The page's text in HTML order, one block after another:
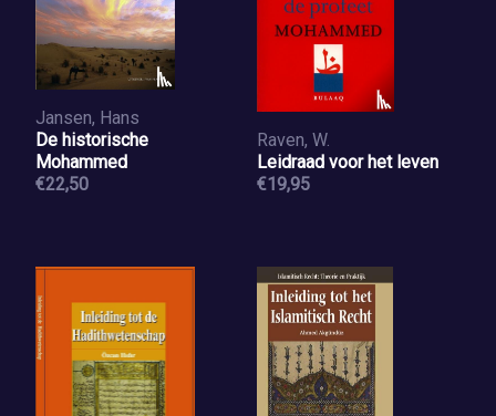
Jansen, Hans
De historische
Mohammed
€22,50
Raven, W.
Leidraad voor het leven
€19,95